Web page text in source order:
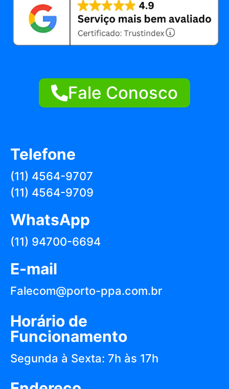
Fale Conosco
Telefone
(11) 4564-9707
(11) 4564-9709
WhatsApp
(11) 94700-6694
E-mail
Falecom@porto-ppa.com.br
Horário de
Funcionamento
Segunda à Sexta: 7h às 17h